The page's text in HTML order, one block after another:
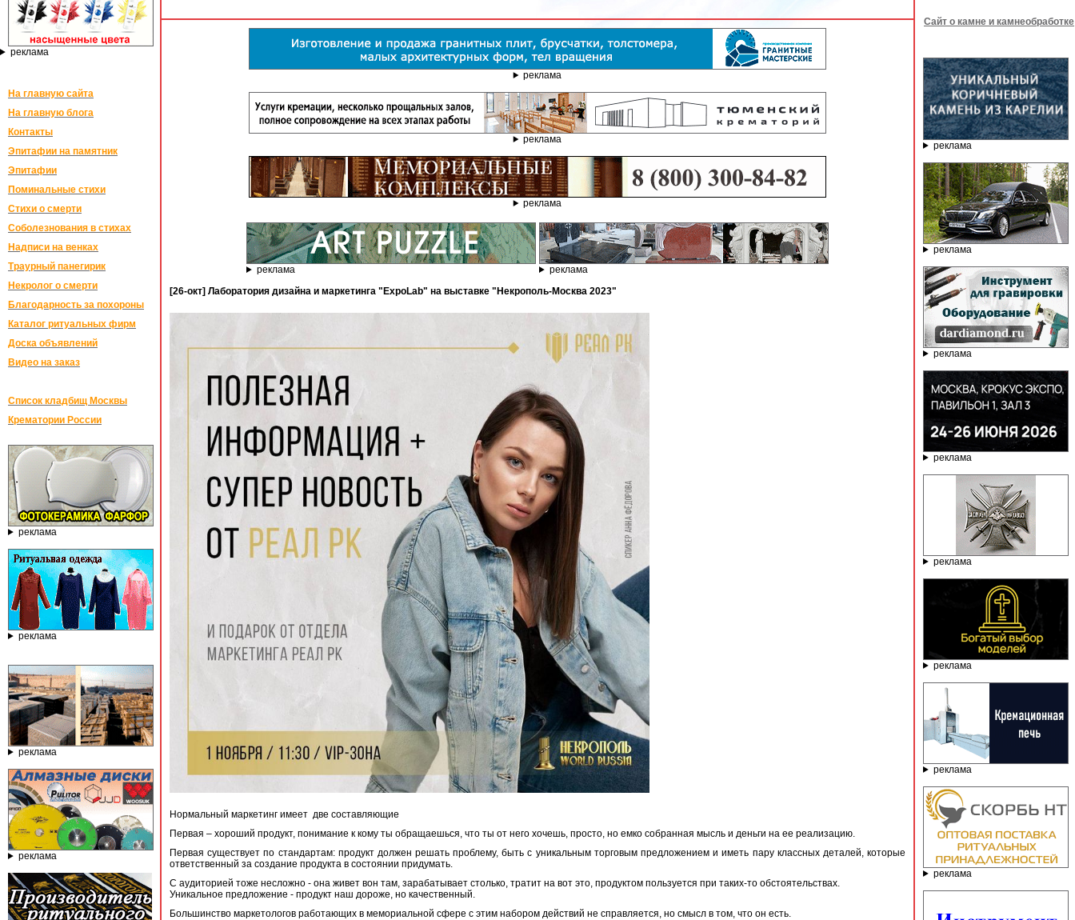
реклама
На главную сайта
На главную блога
Контакты
Эпитафии на памятник
Эпитафии
Поминальные стихи
Стихи о смерти
Соболезнования в стихах
Надписи на венках
Траурный панегирик
Некролог о смерти
Благодарность за похороны
Каталог ритуальных фирм
Доска объявлений
Видео на заказ
Список кладбищ Москвы
Крематории России
реклама
реклама
реклама
реклама
реклама
реклама
реклама
реклама
реклама
[26-окт] Лаборатория дизайна и маркетинга "ExpoLab" на выставке "Некрополь-Москва 2023"
Нормальный маркетинг имеет две составляющие
Первая – хороший продукт, понимание к кому ты обращаешься, что ты от него хочешь, просто, но емко собранная мысль и деньги на ее реализацию.
Первая существует по стандартам: продукт должен решать проблему, быть с уникальным торговым предложением и иметь пару классных деталей, которые
ответственный за создание продукта в состоянии придумать.
С аудиторией тоже несложно - она живет вон там, зарабатывает столько, тратит на вот это, продуктом пользуется при таких-то обстоятельствах.
Уникальное предложение - продукт наш дороже, но качественный.
Большинство маркетологов работающих в мемориальной сфере с этим набором действий не справляется, но смысл в том, что он есть.
Сайт о камне и камнеобработке
реклама
реклама
реклама
реклама
реклама
реклама
реклама
реклама